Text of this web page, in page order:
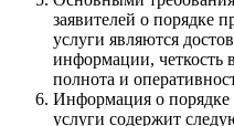
заявителей о порядке
услуги являются
информации,
полнота и
Информация о порядке
услуги содержит